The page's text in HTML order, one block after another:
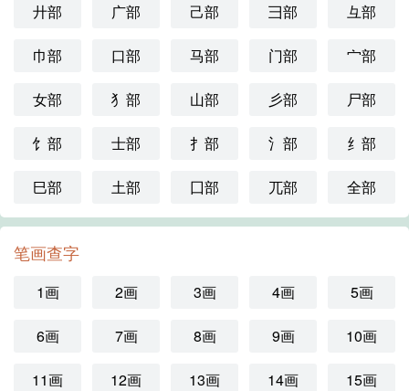
廾部 广部 己部 彐部 彑部
巾部 口部 马部 门部 宀部
女部 犭部 山部 彡部 尸部
饣部 士部 扌部 氵部 纟部
巳部 土部 囗部 兀部 全部
笔画查字
1画 2画 3画 4画 5画
6画 7画 8画 9画 10画
11画 12画 13画 14画 15画